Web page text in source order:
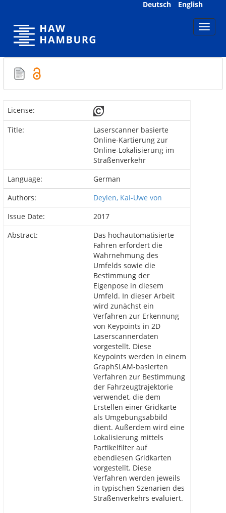
Deutsch English
License:
Title:
Laserscanner basierte
Online-Kartierung zur
Online-Lokalisierung im
Straßenverkehr
Language:
German
Authors:
Deylen, Kai-Uwe von
Issue Date:
2017
Abstract:
Das hochautomatisierte
Fahren erfordert die
Wahrnehmung des
Umfelds sowie die
Bestimmung der
Eigenpose in diesem
Umfeld. In dieser Arbeit
wird zunächst ein
Verfahren zur Erkennung
von Keypoints in 2D
Laserscannerdaten
vorgestellt. Diese
Keypoints werden in einem
GraphSLAM-basierten
Verfahren zur Bestimmung
der Fahrzeugtrajektorie
verwendet, die dem
Erstellen einer Gridkarte
als Umgebungsabbild
dient. Außerdem wird eine
Lokalisierung mittels
Partikelfilter auf
ebendiesen Gridkarten
vorgestellt. Diese
Verfahren werden jeweils
in typischen Szenarien des
Straßenverkehrs evaluiert.